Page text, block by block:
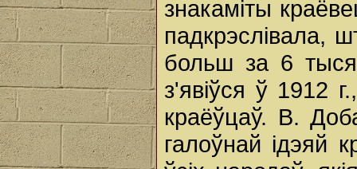
знакаміты
падкрэслівала,
больш за 6
з'явіўся ў 1912
краёўцаў. В.
галоўнай ідэяй